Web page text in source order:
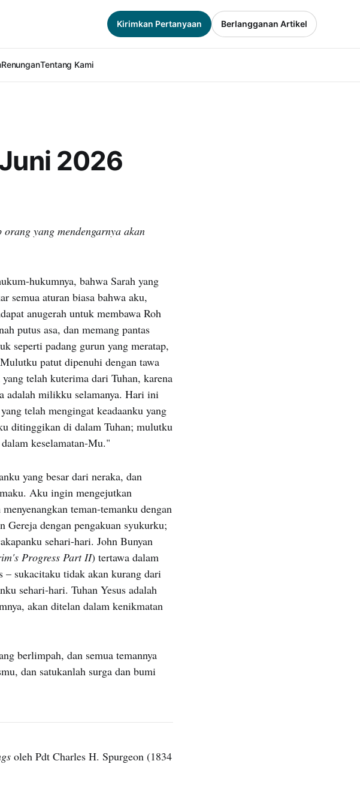
RenunganTentang Kami
Kirimkan Pertanyaan Berlangganan Artikel
2026
yang mendengarnya akan
hukumnya, bahwa Sarah yang
semua aturan biasa bahwa aku,
anugerah untuk membawa Roh
putus asa, dan memang pantas
seperti padang gurun yang meratap,
patut dipenuhi dengan tawa
telah kuterima dari Tuhan, karena
adalah milikku selamanya. Hari ini
telah mengingat keadaanku yang
ditinggikan di dalam Tuhan; mulutku
keselamatan-Mu."
yang besar dari neraka, dan
Aku ingin mengejutkan
teman-temanku dengan
Gereja dengan pengakuan syukurku;
sehari-hari. John Bunyan
Progress Part II) tertawa dalam
– sukacitaku tidak akan kurang dari
sehari-hari. Tuhan Yesus adalah
akan ditelan dalam kenikmatan
berlimpah, dan semua temannya
dan satukanlah surga dan bumi
oleh Pdt Charles H. Spurgeon (1834